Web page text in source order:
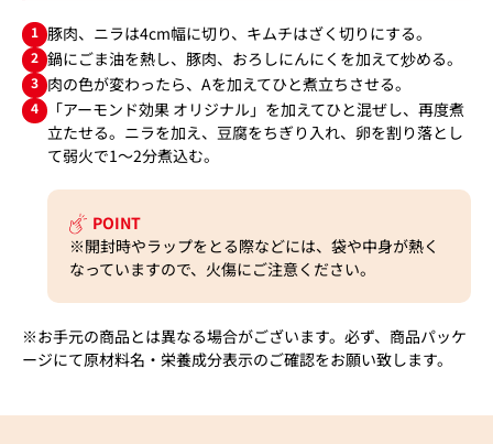
1 豚肉、ニラは4cm幅に切り、キムチはざく切りにする。
2 鍋にごま油を熱し、豚肉、おろしにんにくを加えて炒める。
3 肉の色が変わったら、Aを加えてひと煮立ちさせる。
4
「アーモンド効果 オリジナル」を加えてひと混ぜし、再度煮
立たせる。ニラを加え、豆腐をちぎり入れ、卵を割り落とし
て弱火で1～2分煮込む。
POINT
※開封時やラップをとる際などには、袋や中身が熱く
なっていますので、火傷にご注意ください。
※お手元の商品とは異なる場合がございます。必ず、商品パッケ
ージにて原材料名・栄養成分表示のご確認をお願い致します。